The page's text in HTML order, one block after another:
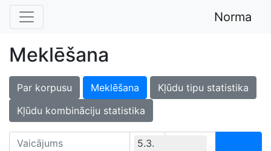
Norma
Meklēšana
Par korpusu Meklēšana
Kļūdu tipu statistika
Kļūdu kombināciju statistika
5.3.